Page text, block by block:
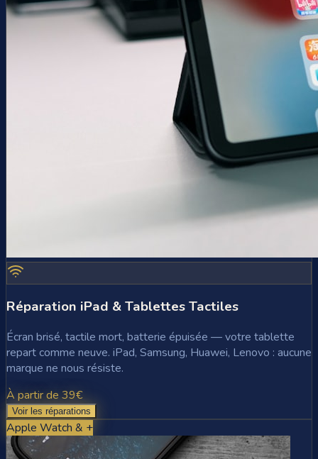
Réparation iPad & Tablettes Tactiles
Écran brisé, tactile mort, batterie épuisée — votre tablette
repart comme neuve. iPad, Samsung, Huawei, Lenovo : aucune
marque ne nous résiste.
À partir de 39€
Voir les réparations
Apple Watch & +